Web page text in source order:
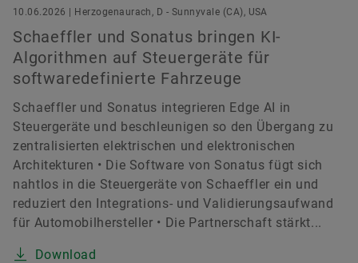
10.06.2026 | Herzogenaurach, D - Sunnyvale (CA), USA
Schaeffler und Sonatus bringen KI-
Algorithmen auf Steuergeräte für
softwaredefinierte Fahrzeuge
Schaeffler und Sonatus integrieren Edge AI in
Steuergeräte und beschleunigen so den Übergang zu
zentralisierten elektrischen und elektronischen
Architekturen • Die Software von Sonatus fügt sich
nahtlos in die Steuergeräte von Schaeffler ein und
reduziert den Integrations- und Validierungsaufwand
für Automobilhersteller • Die Partnerschaft stärkt...
Download